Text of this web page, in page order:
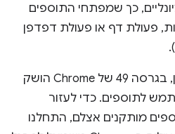
כך שמפתחי התוספים
פעולת דף או פעולת דפדפן
כמעט שש שנים לאחר מכן, בגרסה 49 של Chrome הושק
לתוספים. כדי לעזור
מותקנים אצלם, התחלנו